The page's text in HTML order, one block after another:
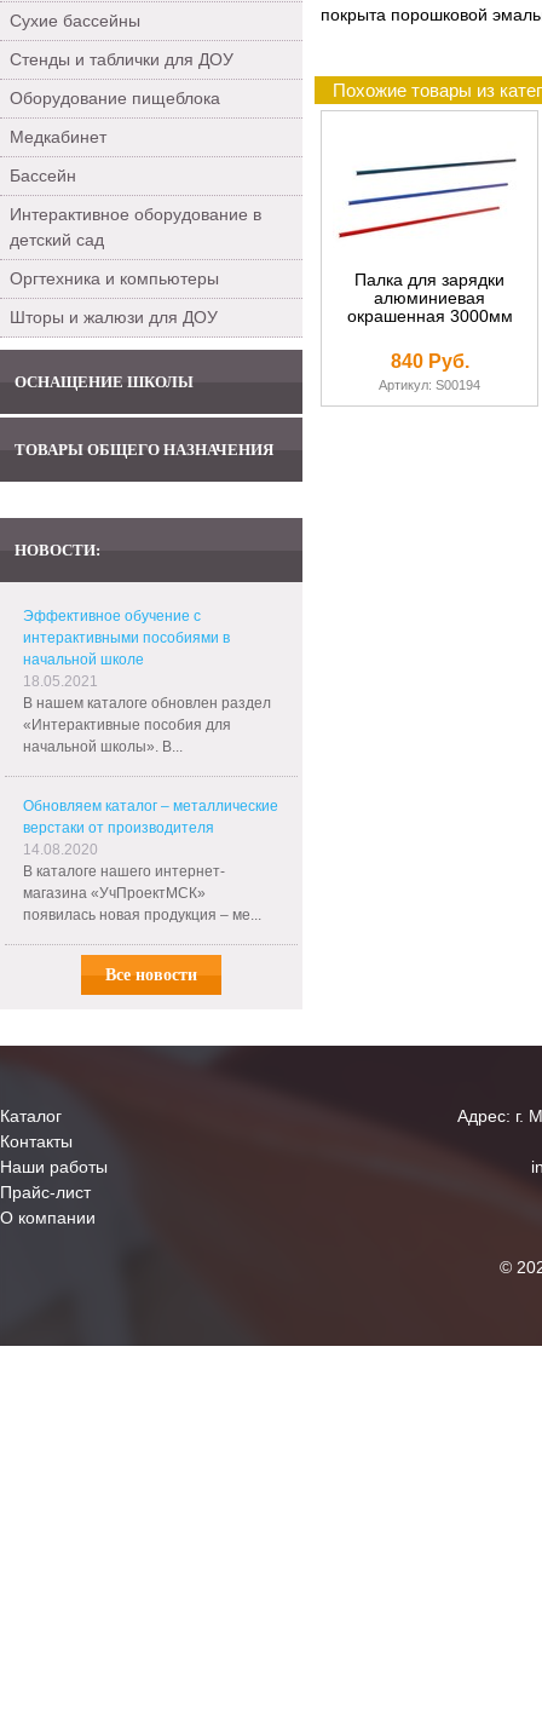
Сухие бассейны
Стенды и таблички для ДОУ
Оборудование пищеблока
Медкабинет
Бассейн
Интерактивное оборудование в
детский сад
Оргтехника и компьютеры
Шторы и жалюзи для ДОУ
ОСНАЩЕНИЕ ШКОЛЫ
ТОВАРЫ ОБЩЕГО НАЗНАЧЕНИЯ
НОВОСТИ:
Эффективное обучение с
интерактивными пособиями в
начальной школе
18.05.2021
В нашем каталоге обновлен раздел
«Интерактивные пособия для
начальной школы». В...
Обновляем каталог – металлические
верстаки от производителя
14.08.2020
В каталоге нашего интернет-
магазина «УчПроектМСК»
появилась новая продукция – ме...
Все новости
покрыта порошковой
Похожие товары из
Палка для зарядки
алюминиевая
окрашенная 3000мм
840 Руб.
Артикул: S00194
Каталог
Контакты
Наши работы
Прайс-лист
О компании
Адрес: г.
©